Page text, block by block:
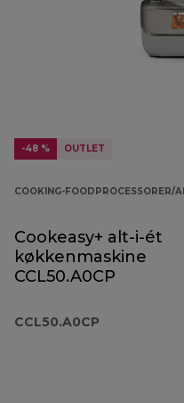
-48 % OUTLET
COOKING-FOODPROCESSORER/
Cookeasy+ alt-i-ét
køkkenmaskine
CCL50.A0CP
CCL50.A0CP